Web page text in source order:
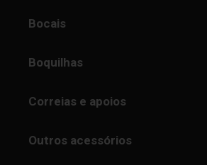
Bocais
Boquilhas
Correias e apoios
Outros acessórios